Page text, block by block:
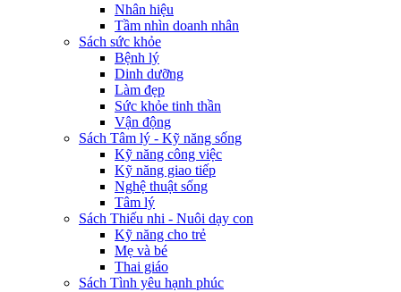
Nhân hiệu
Tầm nhìn doanh nhân
Sách sức khỏe
Bệnh lý
Dinh dưỡng
Làm đẹp
Sức khỏe tinh thần
Vận động
Sách Tâm lý - Kỹ năng sống
Kỹ năng công việc
Kỹ năng giao tiếp
Nghệ thuật sống
Tâm lý
Sách Thiếu nhi - Nuôi dạy con
Kỹ năng cho trẻ
Mẹ và bé
Thai giáo
Sách Tình yêu hạnh phúc